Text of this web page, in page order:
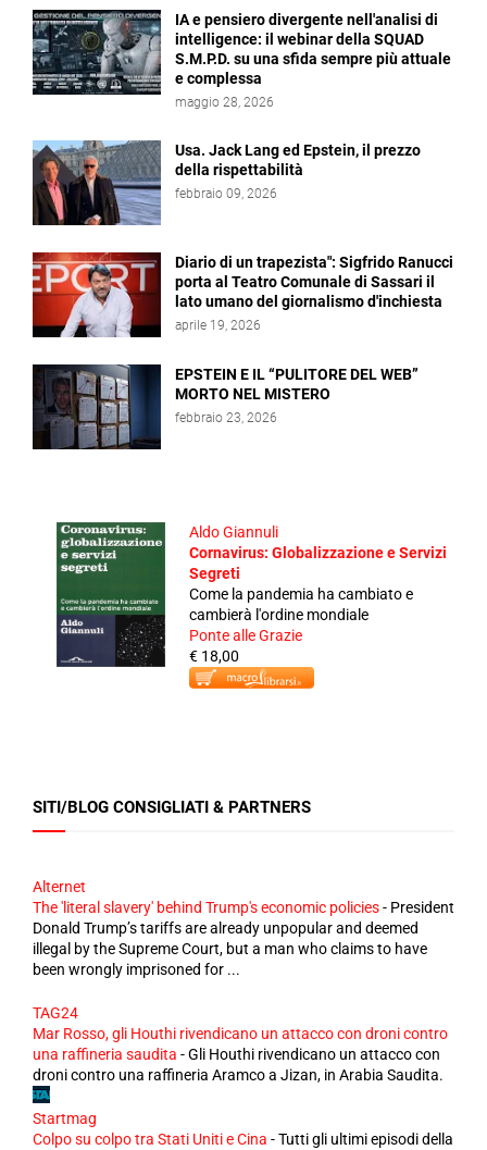
IA e pensiero divergente nell'analisi di
intelligence: il webinar della SQUAD
S.M.P.D. su una sfida sempre più attuale
e complessa
maggio 28, 2026
Usa. Jack Lang ed Epstein, il prezzo
della rispettabilità
febbraio 09, 2026
Diario di un trapezista": Sigfrido Ranucci
porta al Teatro Comunale di Sassari il
lato umano del giornalismo d'inchiesta
aprile 19, 2026
EPSTEIN E IL “PULITORE DEL WEB”
MORTO NEL MISTERO
febbraio 23, 2026
Aldo Giannuli
Cornavirus: Globalizzazione e Servizi
Segreti
Come la pandemia ha cambiato e
cambierà l'ordine mondiale
Ponte alle Grazie
€ 18,00
SITI/BLOG CONSIGLIATI & PARTNERS
Alternet
The 'literal slavery' behind Trump's economic policies- President
Donald Trump’s tariffs are already unpopular and deemed
illegal by the Supreme Court, but a man who claims to have
been wrongly imprisoned for ...
TAG24
Mar Rosso, gli Houthi rivendicano un attacco con droni contro
una raffineria saudita -Gli Houthi rivendicano un attacco con
droni contro una raffineria Aramco a Jizan, in Arabia Saudita.
Startmag
Colpo su colpo tra Stati Uniti e Cina -Tutti gli ultimi episodi della